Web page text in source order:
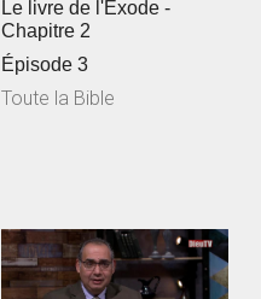
Le livre de l'Exode -
Chapitre 2
Épisode 3
Toute la Bible